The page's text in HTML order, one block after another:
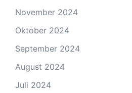
November 2024
Oktober 2024
September 2024
August 2024
Juli 2024